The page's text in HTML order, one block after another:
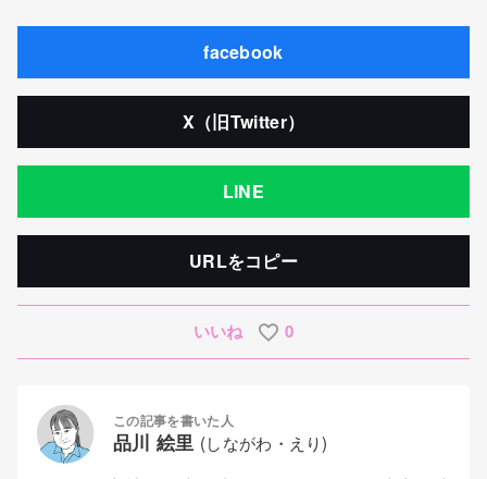
facebook
X（旧Twitter）
LINE
URLをコピー
いいね 0
この記事を書いた人
品川 絵里 (しながわ・えり)